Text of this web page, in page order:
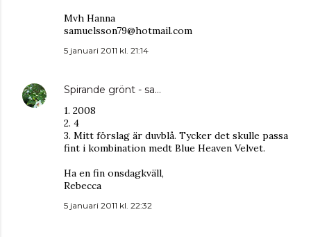
Mvh Hanna
samuelsson79@hotmail.com
5 januari 2011 kl. 21:14
Spirande grönt - sa…
1. 2008
2. 4
3. Mitt förslag är duvblå. Tycker det skulle passa
fint i kombination medt Blue Heaven Velvet.
Ha en fin onsdagkväll,
Rebecca
5 januari 2011 kl. 22:32